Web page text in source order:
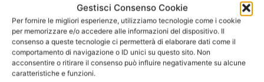
Gestisci Consenso Cookie
Per fornire le migliori esperienze, utilizziamo tecnologie come i cookie
per memorizzare e/o accedere alle informazioni del dispositivo. Il
consenso a queste tecnologie ci permetterà di elaborare dati come il
comportamento di navigazione o ID unici su questo sito. Non
acconsentire o ritirare il consenso può influire negativamente su alcune
caratteristiche e funzioni.
che possono essere utilizzati per proteggere la
tua proprietà dai volatili.
Uno dei modi più efficaci per allontanare gli
uccelli è l’utilizzo di repellenti naturali, come oli
essenziali di menta o di eucalipto. Questi odori